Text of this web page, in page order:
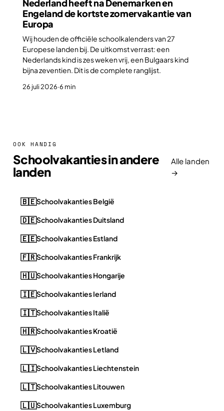
Nederland heeft na Denemarken en
Engeland de kortste zomervakantie van
Europa
Wij houden de officiële schoolkalenders van 27
Europese landen bij. De uitkomst verrast: een
Nederlands kind is zes weken vrij, een Bulgaars kind
bijna zeventien. Dit is de complete ranglijst.
26 juli 2026·6 min
OOK HANDIG
Schoolvakanties in andere
landen
Alle landen
→
🇧🇪Schoolvakanties België
🇩🇪Schoolvakanties Duitsland
🇪🇪Schoolvakanties Estland
🇫🇷Schoolvakanties Frankrijk
🇭🇺Schoolvakanties Hongarije
🇮🇪Schoolvakanties Ierland
🇮🇹Schoolvakanties Italië
🇭🇷Schoolvakanties Kroatië
🇱🇻Schoolvakanties Letland
🇱🇮Schoolvakanties Liechtenstein
🇱🇹Schoolvakanties Litouwen
🇱🇺Schoolvakanties Luxemburg